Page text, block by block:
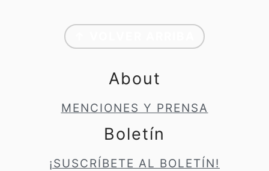
About
MENCIONES Y PRENSA
Boletín
¡SUSCRÍBETE AL BOLETÍN!